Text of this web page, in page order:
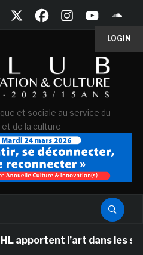
LOGIN
et sociale au service du
de la culture
l’art dans les